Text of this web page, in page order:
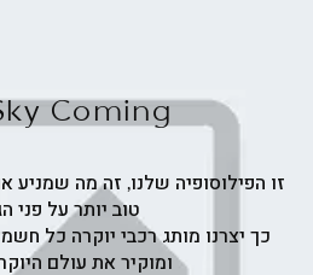
Coming
זו הפילוסופיה שלנו, זה מה שמניע
טוב יותר על פני
כך יצרנו מותג רכבי יוקרה כל
ומוקיר את עולם